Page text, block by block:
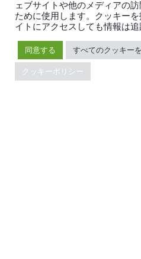
ェブサイトや他のメディアの
ために使用します。クッキー
イトにアクセスしても情報は追
同意する すべてのクッキー
クッキーポリシー